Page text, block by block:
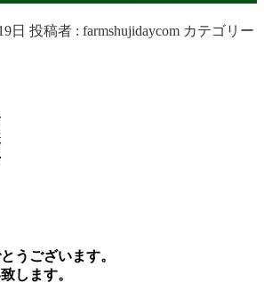
日 投稿者 : farmshujidaycom カテゴリー
うございます。
します。